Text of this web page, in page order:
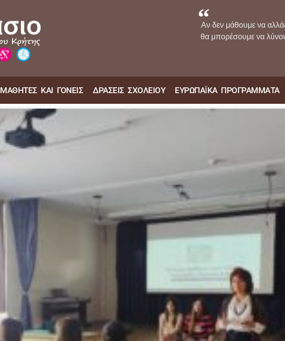
Αν δεν μάθουμε να
θα μπορέσουμε να
ΜΑΘΗΤΕΣ ΚΑΙ ΓΟΝΕΙΣ ΔΡΑΣΕΙΣ ΣΧΟΛΕΙΟΥ ΕΥΡΩΠΑΪΚΑ ΠΡΟΓΡΑΜΜΑΤΑ